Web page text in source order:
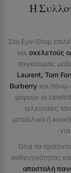
Η
Στο Eye-Shop
και σκελετούς
παγκόσμιας
Laurent, Tom
Burberryκαι πάνω
φορούν οι
τελευταίες
μεταλλικά ή
Όλα τα προϊόντα
αυθεντικότητας
αποστολή